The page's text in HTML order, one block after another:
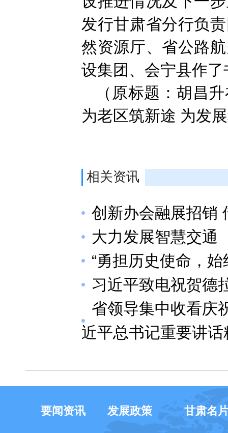
发行甘肃省分行负
然资源厅、省公路
设集团、会宁县作
（原标题：胡昌
为老区筑新途 为发
相关资讯
创新办会融展招销
大力发展智慧交通
“勇担历史使命，
习近平致电祝贺德
省领导集中收看庆
近平总书记重要讲话
要闻资讯 发展政策 甘肃名